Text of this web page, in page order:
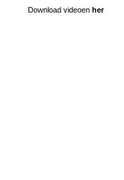
Download videoen her